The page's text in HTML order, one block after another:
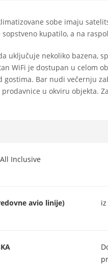
sobe imaju
kupatilo, a na
uključuje nekoliko bazena,
WiFi je dostupan u celom
gostima. Bar nudi večernju
u okviru objekta.
Inclusive
avio linije)